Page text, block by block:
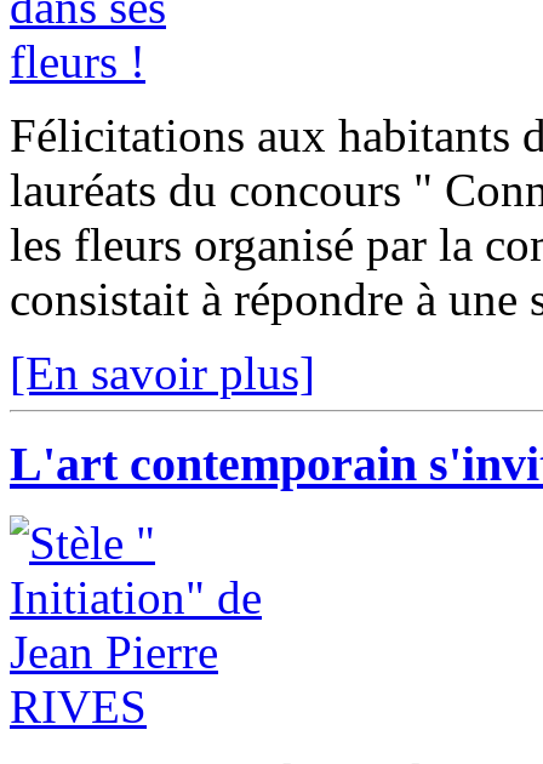
Félicitations aux habitants
lauréats du concours "
les fleurs organisé par la
consistait à répondre à une
[En savoir plus]
L'art contemporain